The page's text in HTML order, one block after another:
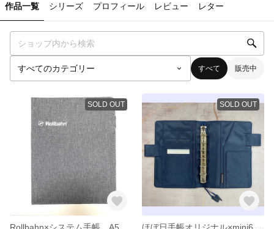
作品一覧 シリーズ プロフィール レビュー レター
すべて 販売中
SOLD OUT
Rollbahn×システム手帳 A5
SOLD OUT